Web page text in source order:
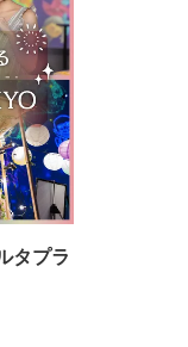
タプラ